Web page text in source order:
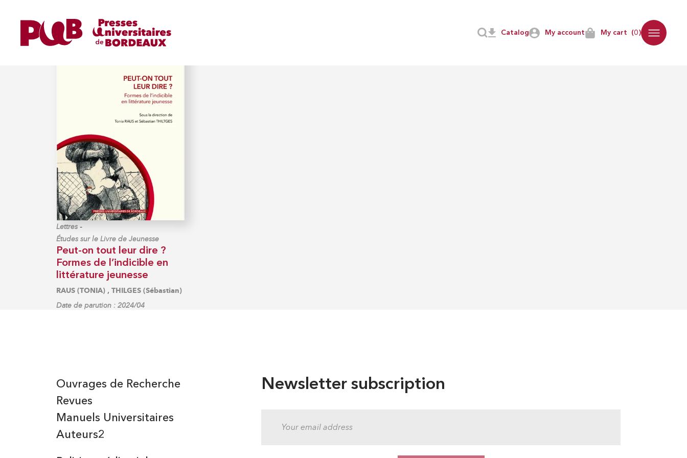
My account My cart (0)
Catalog
Lettres-
Études sur le Livre de Jeunesse
Peut-on tout leur dire ?
Formes de l’indicible en
littérature jeunesse
RAUS (TONIA), THILGES (Sébastian)
Date de parution : 2024/04
Newsletter subscription
Auteurs2
Manuels Universitaires
Ouvrages de Recherche
Revues